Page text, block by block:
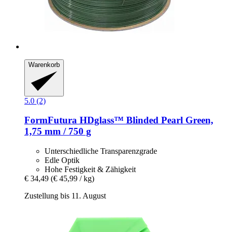
Warenkorb
5.0 (2)
FormFutura HDglass™ Blinded Pearl Green,
1,75 mm / 750 g
Unterschiedliche Transparenzgrade
Edle Optik
Hohe Festigkeit & Zähigkeit
€ 34,49 (€ 45,99 / kg)
Zustellung bis 11. August